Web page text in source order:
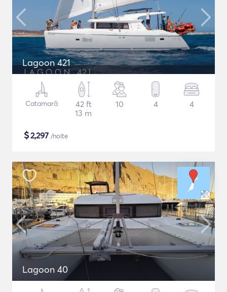
Lagoon 421
Catamarã
42 ft
13 m
10 4 4
$2,297 /noite
Lagoon 40